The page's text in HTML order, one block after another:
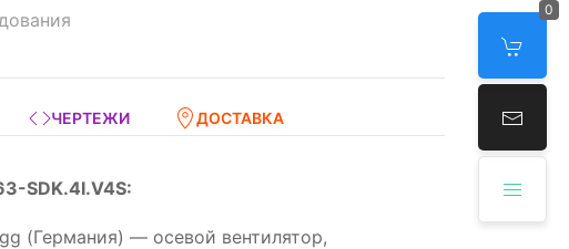
0
ЧЕРТЕЖИ ДОСТАВКА
SDK.4I.V4S:
(Германия) — осевой вентилятор,